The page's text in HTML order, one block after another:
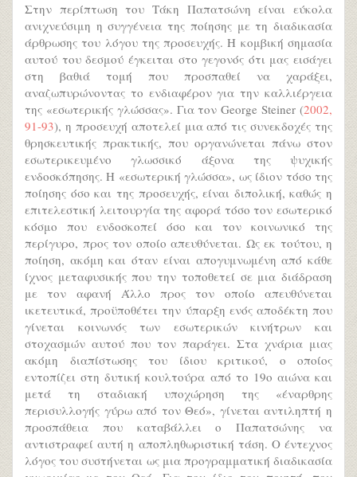
Στην περίπτωση του Τάκη Παπατσώνη είναι εύκολα
ανιχνεύσιμη η συγγένεια της ποίησης με τη διαδικασία
άρθρωσης του λόγου της προσευχής. Η κομβική σημασία
αυτού του δεσμού έγκειται στο γεγονός ότι μας εισάγει
στη βαθιά τομή που προσπαθεί να χαράξει,
αναζωπυρώνοντας το ενδιαφέρον για την καλλιέργεια
της «εσωτερικής γλώσσας». Για τον George Steiner (2002,
91-93), η προσευχή αποτελεί μια από τις συνεκδοχές της
θρησκευτικής πρακτικής, που οργανώνεται πάνω στον
εσωτερικευμένο γλωσσικό άξονα της ψυχικής
ενδοσκόπησης. H «εσωτερική γλώσσα», ως ίδιον τόσο της
ποίησης όσο και της προσευχής, είναι διπολική, καθώς η
επιτελεστική λειτουργία της αφορά τόσο τον εσωτερικό
κόσμο που ενδοσκοπεί όσο και τον κοινωνικό της
περίγυρο, προς τον οποίο απευθύνεται. Ως εκ τούτου, η
ποίηση, ακόμη και όταν είναι απογυμνωμένη από κάθε
ίχνος μεταφυσικής που την τοποθετεί σε μια διάδραση
με τον αφανή Άλλο προς τον οποίο απευθύνεται
ικετευτικά, προϋποθέτει την ύπαρξη ενός αποδέκτη που
γίνεται κοινωνός των εσωτερικών κινήτρων και
στοχασμών αυτού που τον παράγει. Στα χνάρια μιας
ακόμη διαπίστωσης του ίδιου κριτικού, ο οποίος
εντοπίζει στη δυτική κουλτούρα από το 19ο αιώνα και
μετά τη σταδιακή υποχώρηση της «έναρθρης
περισυλλογής γύρω από τον Θεό», γίνεται αντιληπτή η
προσπάθεια που καταβάλλει ο Παπατσώνης να
αντιστραφεί αυτή η αποπληθωριστική τάση. Ο έντεχνος
λόγος του συστήνεται ως μια προγραμματική διαδικασία